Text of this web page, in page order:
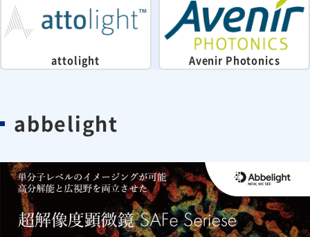
attolight Avenir Photonics
abbelight